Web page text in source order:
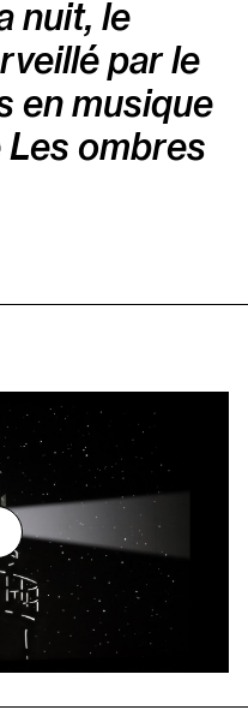
nuit, le
par le
en musique
ombres
la vidéo